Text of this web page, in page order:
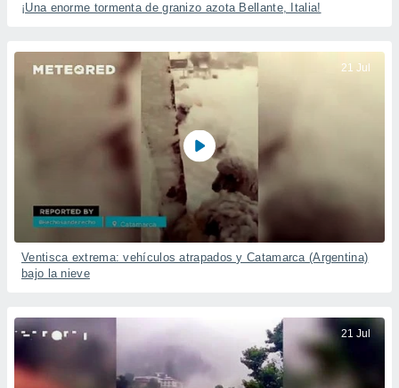
¡Una enorme tormenta de granizo azota Bellante, Italia!
21 Jul
Ventisca extrema: vehículos atrapados y Catamarca (Argentina)
bajo la nieve
21 Jul